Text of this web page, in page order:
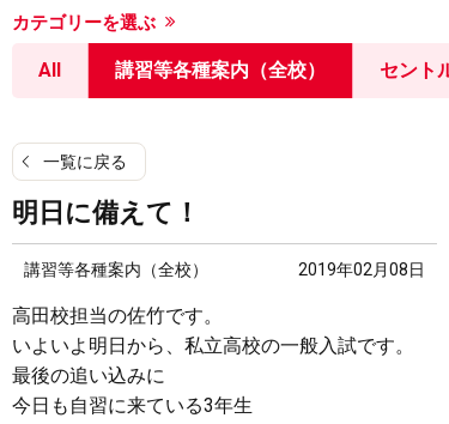
カテゴリーを選ぶ
All 講習等各種案内（全校） セント
一覧に戻る
明日に備えて！
講習等各種案内（全校） 2019年02月08日
高田校担当の佐竹です。
いよいよ明日から、私立高校の一般入試です。
最後の追い込みに
今日も自習に来ている3年生